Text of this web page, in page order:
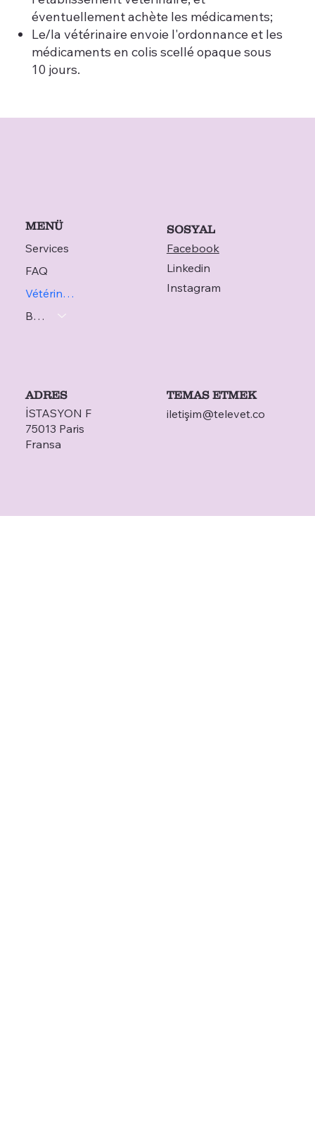
éventuellement achète les médicaments;
Le/la vétérinaire envoie l'ordonnance et les
médicaments en colis scellé opaque sous
10 jours.
MENÜ
Services
FAQ
Vétérinaire
Blog
TEMAS ETMEK
iletişim@televet.co
ADRES
İSTASYON F
75013 Paris
Fransa
SOSYAL
Facebook
Linkedin
Instagram